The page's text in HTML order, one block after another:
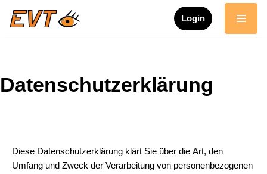
Login
Datenschutzerklärung
Diese Datenschutzerklärung klärt Sie über die Art, den
Umfang und Zweck der Verarbeitung von personenbezogenen